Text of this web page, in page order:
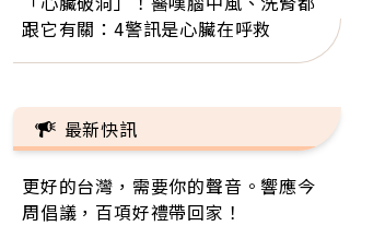
跟它有關：4警訊是心臟在呼救
最新快訊
更好的台灣，需要你的聲音。響應今
周倡議，百項好禮帶回家！